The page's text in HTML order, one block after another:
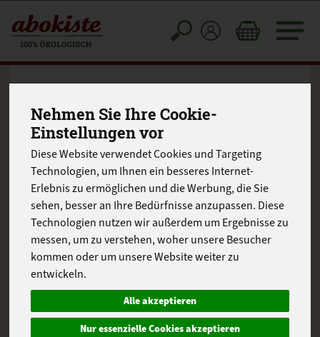
Nehmen Sie Ihre Cookie-
Einstellungen vor
Diese Website verwendet Cookies und Targeting
Technologien, um Ihnen ein besseres Internet-
Erlebnis zu ermöglichen und die Werbung, die Sie
sehen, besser an Ihre Bedürfnisse anzupassen. Diese
Technologien nutzen wir außerdem um Ergebnisse zu
messen, um zu verstehen, woher unsere Besucher
kommen oder um unsere Website weiter zu
entwickeln.
Alle akzeptieren
Nur essenzielle Cookies akzeptieren
Toggle
cart